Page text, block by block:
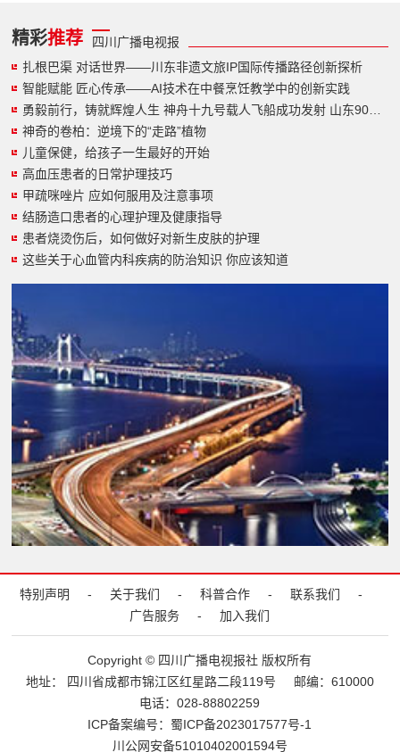
精彩推荐
四川广播电视报
扎根巴渠 对话世界——川东非遗文旅IP国际传播路径创新探析
智能赋能 匠心传承——AI技术在中餐烹饪教学中的创新实践
神奇的卷柏：逆境下的“走路”植物
儿童保健，给孩子一生最好的开始
高血压患者的日常护理技巧
甲疏咪唑片 应如何服用及注意事项
结肠造口患者的心理护理及健康指导
患者烧烫伤后，如何做好对新生皮肤的护理
这些关于心血管内科疾病的防治知识 你应该知道
特别声明 - 关于我们 - 科普合作 - 联系我们
-
广告服务
- 加入我们
Copyright © 四川广播电视报社 版权所有
地址： 四川省成都市锦江区红星路二段119号
邮编：610000
电话：028-88802259
ICP备案编号： 蜀ICP备2023017577号-1
川公网安备51010402001594号